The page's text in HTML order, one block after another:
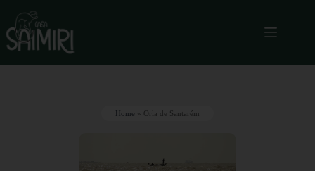
Home Orla de Santarém